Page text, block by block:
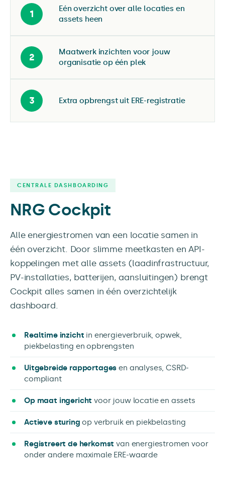
1
Eén overzicht over alle locaties en
assets heen
2
Maatwerk inzichten voor jouw
organisatie op één plek
3 Extra opbrengst uit ERE-registratie
CENTRALE DASHBOARDING
NRG Cockpit
Alle energiestromen van een locatie samen in
één overzicht. Door slimme meetkasten en API-
koppelingen met alle assets (laadinfrastructuur,
PV-installaties, batterijen, aansluitingen) brengt
Cockpit alles samen in één overzichtelijk
dashboard.
Realtime inzicht in energieverbruik, opwek,
piekbelasting en opbrengsten
Uitgebreide rapportages en analyses, CSRD-
compliant
Op maat ingericht voor jouw locatie en assets
Actieve sturing op verbruik en piekbelasting
Registreert de herkomst van energiestromen voor
onder andere maximale ERE-waarde